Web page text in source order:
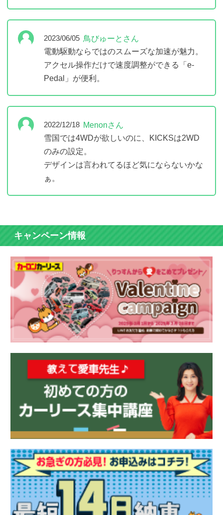
2023/06/05 鳥びゅーとさん
電動駆動ならではのスムーズな加速が魅力。
アクセル操作だけで速度調整ができる「e-
Pedal」が便利。
2022/12/18 Menonさん
雪国では4WDが欲しいのに、KICKSは2WD
のみの設定。
デザインは言われてるほど気にならないかな
ぁ。
キャンペーン情報